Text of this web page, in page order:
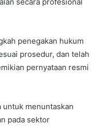
penegakan hukum
prosedur, dan telah
pernyataan resmi
untuk menuntaskan
pada sektor